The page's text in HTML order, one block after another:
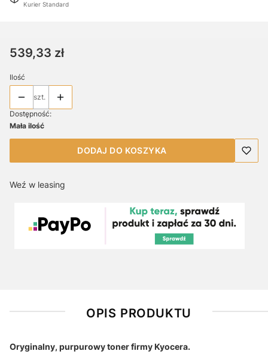
Kurier Standard
Cena
539,33 zł
Ilość
szt.
Dostępność:
Mała ilość
DODAJ DO KOSZYKA
Weź w leasing
OPIS PRODUKTU
Oryginalny, purpurowy toner firmy Kyocera.